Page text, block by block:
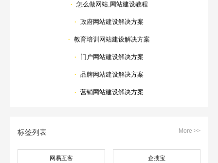
· 怎么做网站,网站建设教程
· 政府网站建设解决方案
· 教育培训网站建设解决方案
· 门户网站建设解决方案
· 品牌网站建设解决方案
· 营销网站建设解决方案
标签列表 More >>
网易互客 企搜宝